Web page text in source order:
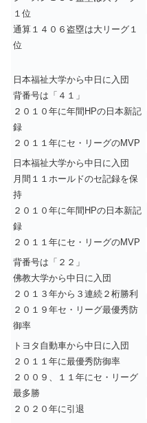
１位
通算１４０６盗塁は大リーグ１
位
日本福祉大学から中日に入団
背番号は「４１」
２０１０年に年間HPの日本新記
録
２０１１年にセ・リーグのMVP
日本福祉大学から中日に入団
月間１１ホールドのセ記録を保
持
２０１０年に年間HPの日本新記
録
２０１１年にセ・リーグのMVP
背番号は「２２」
佛教大学から中日に入団
２０１３年から３連続２桁勝利
２０１９年セ・リーグ最優秀防
御率
トヨタ自動車から中日に入団
２０１１年に最優秀防御率
２００９、１１年にセ・リーグ
最多勝
２０２０年に引退